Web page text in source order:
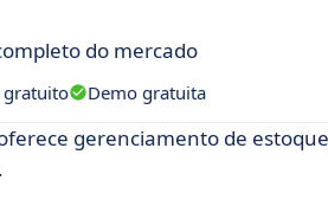
do mercado
gratuito Demo gratuita
gerenciamento de